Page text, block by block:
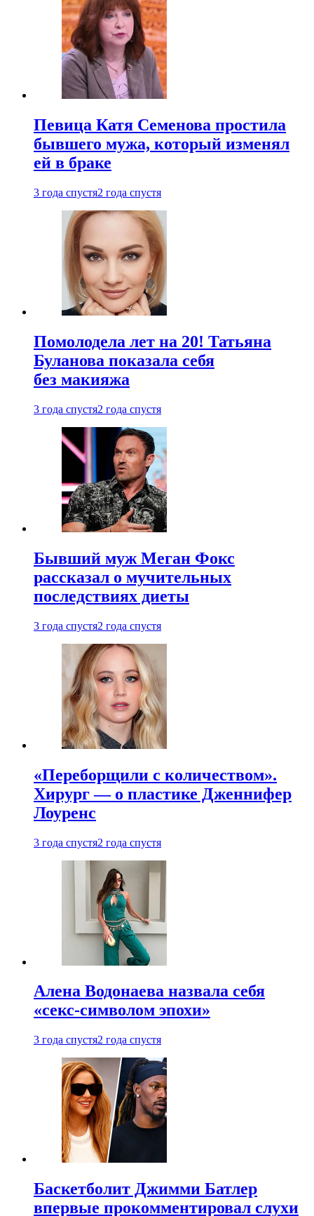
Певица Катя Семенова простила
бывшего мужа, который изменял
ей в браке
3 года спустя2 года спустя
Помолодела лет на 20! Татьяна
Буланова показала себя
без макияжа
3 года спустя2 года спустя
Бывший муж Меган Фокс
рассказал о мучительных
последствиях диеты
3 года спустя2 года спустя
«Переборщили с количеством».
Хирург — о пластике Дженнифер
Лоуренс
3 года спустя2 года спустя
Алена Водонаева назвала себя
«секс-символом эпохи»
3 года спустя2 года спустя
Баскетболит Джимми Батлер
впервые прокомментировал слухи